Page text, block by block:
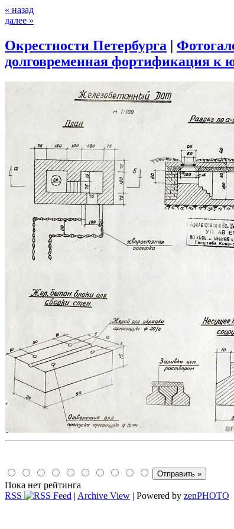
« назад
далее »
Окрестности Петербурга |
долговременная фортификация к
Пока нет рейтинга
RSS
| Archive View | Powered by zenPHOTO